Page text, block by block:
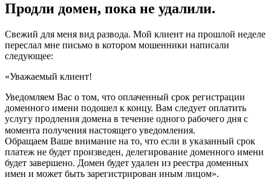
Продли домен, пока не удалили.
Свежий для меня вид развода. Мой клиент на прошлой неделе
переслал мне письмо в котором мошенники написали
следующее:
«Уважаемый клиент!
Уведомляем Вас о том, что оплаченный срок регистрации
доменного имени подошел к концу. Вам следует оплатить
услугу продления домена в течение одного рабочего дня с
момента получения настоящего уведомления. ⠀
Обращаем Ваше внимание на то, что если в указанный срок
платеж не будет произведен, делегирование доменного имени
будет завершено. Домен будет удален из реестра доменных
имен и может быть зарегистрирован иным лицом».